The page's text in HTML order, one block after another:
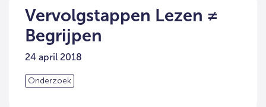
Vervolgstappen Lezen ≠
Begrijpen
24 april 2018
Onderzoek